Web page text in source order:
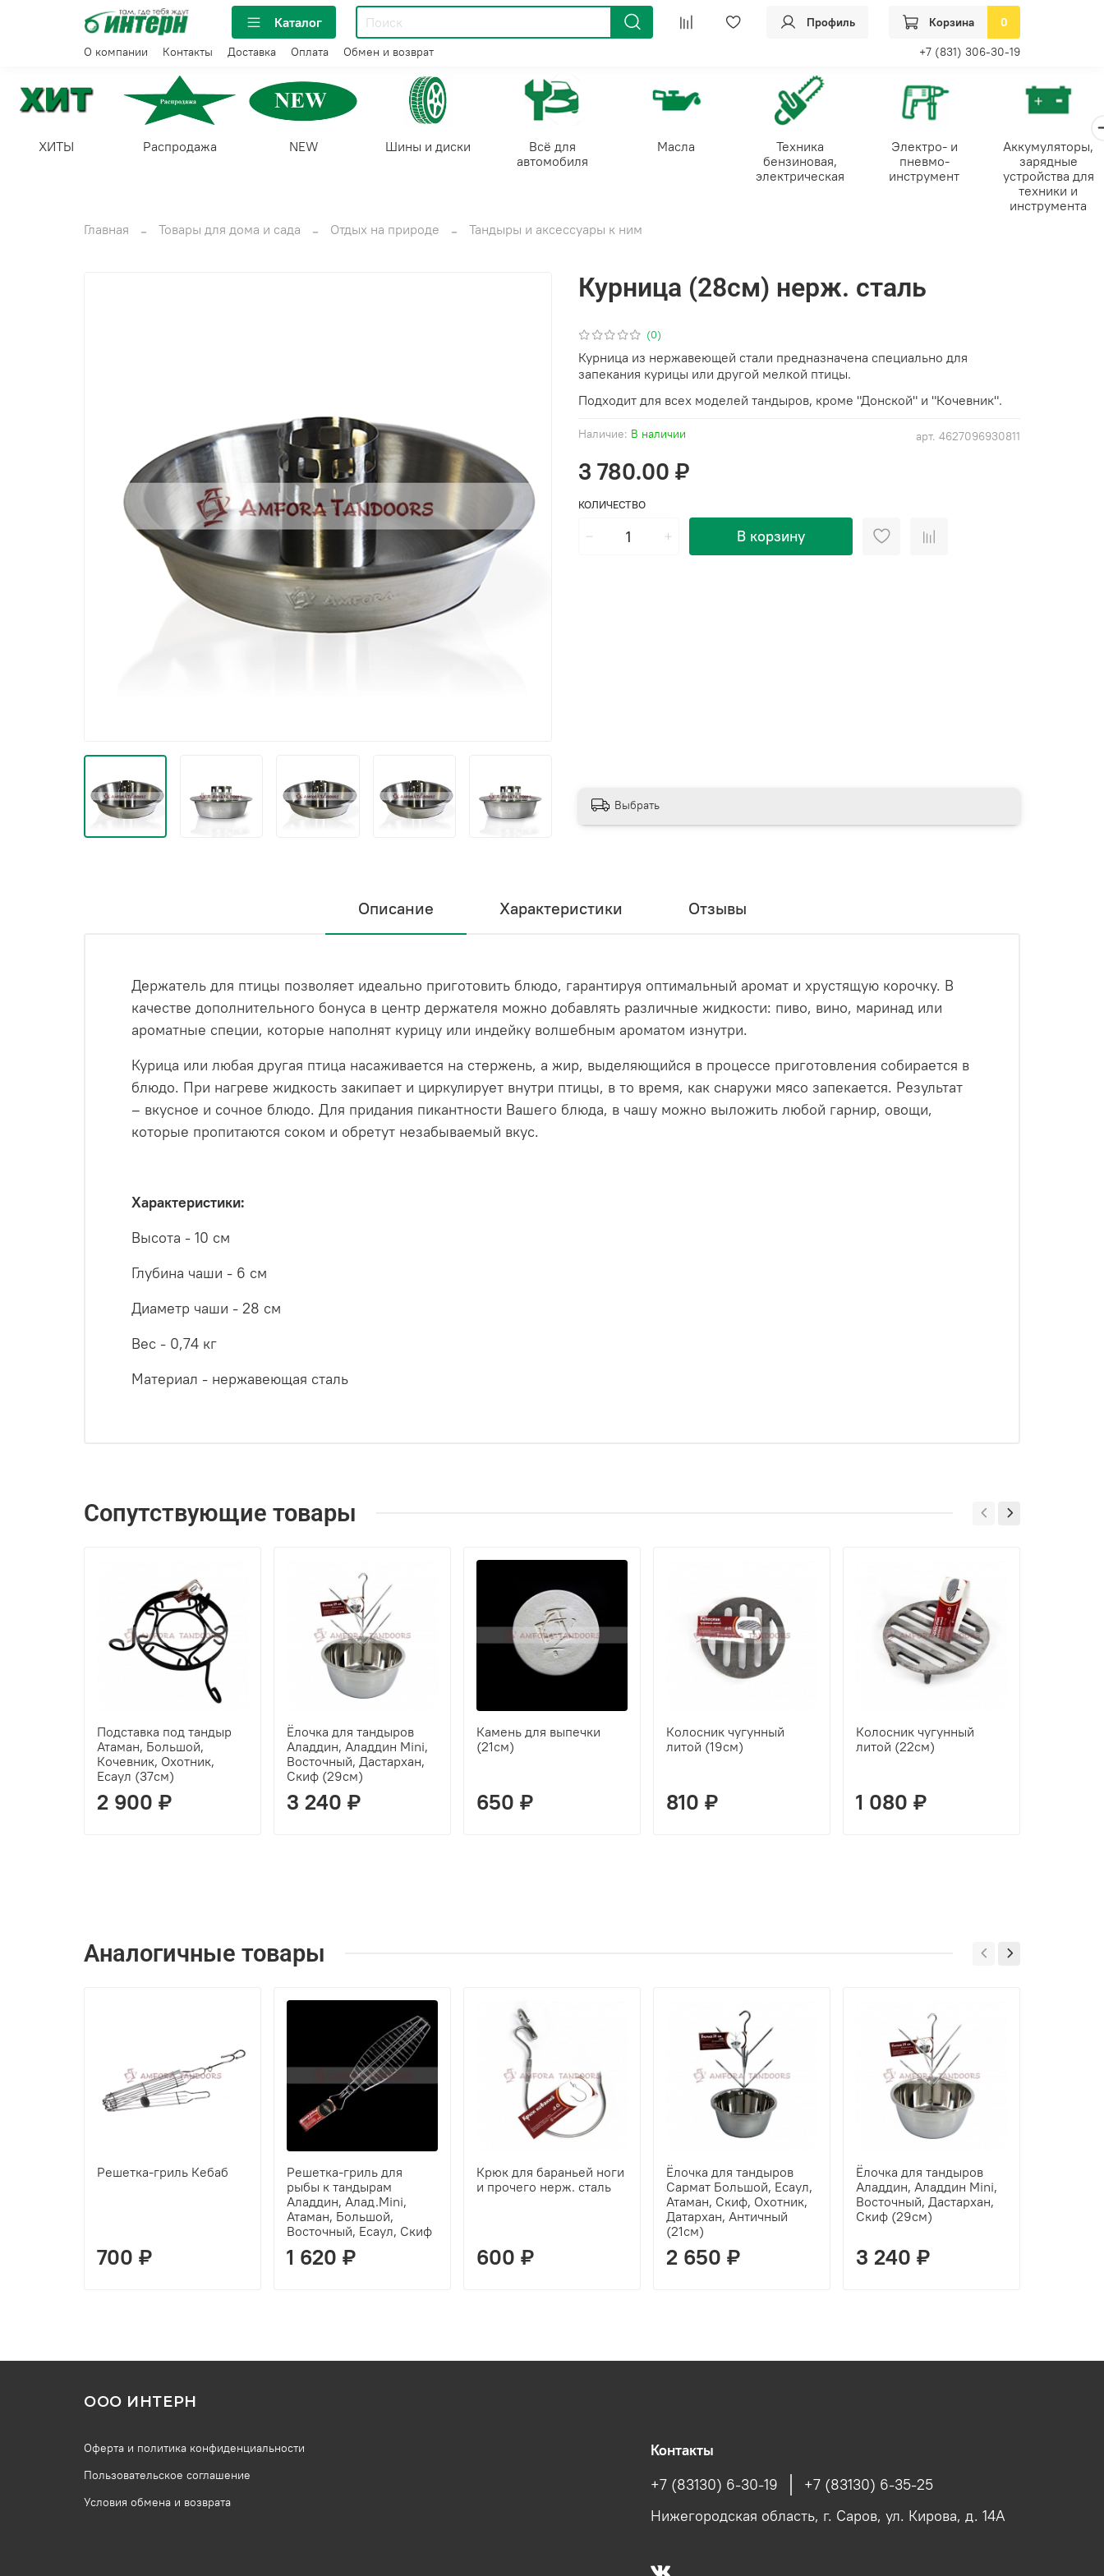
Каталог Профиль Корзина 0
О компании Контакты Доставка Оплата Обмен и возврат +7 (831) 306-30-19
ХИТЫ Распродажа NEW Шины и диски
Всё для
автомобиля
Масла
Техника
бензиновая,
электрическая
Электро- и
пневмо-
инструмент
Аккумуляторы,
зарядные
устройства для
техники и
инструмента
Главная
Товары для дома и сада Отдых на природе Тандыры и аксессуары к ним
(0)
арт. 4627096930811
Наличие: В наличии
Курница (28см) нерж. сталь
3 780.00 ₽
КОЛИЧЕСТВО
В корзину
Курница из нержавеющей стали предназначена специально для
запекания курицы или другой мелкой птицы.
Подходит для всех моделей тандыров, кроме "Донской" и "Кочевник".
Выбрать
Описание Характеристики Отзывы
Держатель для птицы позволяет идеально приготовить блюдо, гарантируя оптимальный аромат и хрустящую корочку. В
качестве дополнительного бонуса в центр держателя можно добавлять различные жидкости: пиво, вино, маринад или
ароматные специи, которые наполнят курицу или индейку волшебным ароматом изнутри.
Курица или любая другая птица насаживается на стержень, а жир, выделяющийся в процессе приготовления собирается в
блюдо. При нагреве жидкость закипает и циркулирует внутри птицы, в то время, как снаружи мясо запекается. Результат
– вкусное и сочное блюдо. Для придания пикантности Вашего блюда, в чашу можно выложить любой гарнир, овощи,
которые пропитаются соком и обретут незабываемый вкус.
Характеристики:
Высота - 10 см
Глубина чаши - 6 см
Диаметр чаши - 28 см
Вес - 0,74 кг
Материал - нержавеющая сталь
Сопутствующие товары
Подставка под тандыр
Атаман, Большой,
Кочевник, Охотник,
Есаул (37см)
2 900 ₽
Ёлочка для тандыров
Аладдин, Аладдин Mini,
Восточный, Дастархан,
Скиф (29см)
3 240 ₽
Камень для выпечки
(21см)
650 ₽
Колосник чугунный
литой (19см)
810 ₽
Колосник чугунный
литой (22см)
1 080 ₽
Аналогичные товары
Решетка-гриль Кебаб
700 ₽
Решетка-гриль для
рыбы к тандырам
Аладдин, Алад.Mini,
Атаман, Большой,
Восточный, Есаул, Скиф
1 620 ₽
Крюк для бараньей ноги
и прочего нерж. сталь
600 ₽
Ёлочка для тандыров
Сармат Большой, Есаул,
Атаман, Скиф, Охотник,
Датархан, Античный
(21см)
2 650 ₽
Ёлочка для тандыров
Аладдин, Аладдин Mini,
Восточный, Дастархан,
Скиф (29см)
3 240 ₽
ООО ИНТЕРН
Оферта и политика конфиденциальности
Пользовательское соглашение
Условия обмена и возврата
Контакты
+7 (83130) 6-30-19
+7 (83130) 6-35-25
Нижегородская область, г. Саров, ул. Кирова, д. 14А